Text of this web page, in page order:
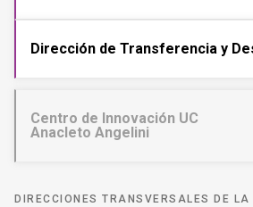
Dirección de Transferencia y
Centro de Innovación UC
Anacleto Angelini
DIRECCIONES TRANSVERSALES DE